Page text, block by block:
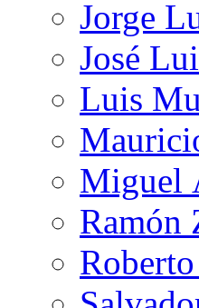
Jorge
José
Luis
Miguel
Ramón